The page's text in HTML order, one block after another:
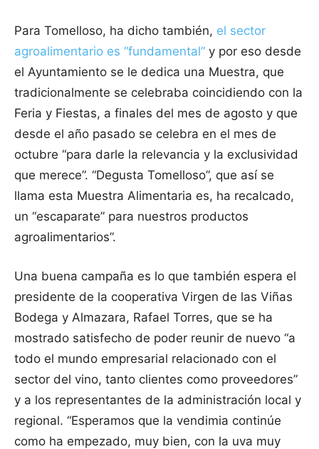
Para Tomelloso, ha dicho también, el sector
agroalimentario es “fundamental” y por eso desde
el Ayuntamiento se le dedica una Muestra, que
tradicionalmente se celebraba coincidiendo con la
Feria y Fiestas, a finales del mes de agosto y que
desde el año pasado se celebra en el mes de
octubre “para darle la relevancia y la exclusividad
que merece”. “Degusta Tomelloso”, que así se
llama esta Muestra Alimentaria es, ha recalcado,
un “escaparate” para nuestros productos
agroalimentarios”.
Una buena campaña es lo que también espera el
presidente de la cooperativa Virgen de las Viñas
Bodega y Almazara, Rafael Torres, que se ha
mostrado satisfecho de poder reunir de nuevo “a
todo el mundo empresarial relacionado con el
sector del vino, tanto clientes como proveedores”
y a los representantes de la administración local y
regional. “Esperamos que la vendimia continúe
como ha empezado, muy bien, con la uva muy